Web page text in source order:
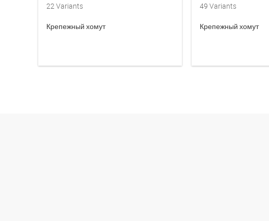
22 Variants
Крепежный хомут
49 Variants
Крепежный хомут